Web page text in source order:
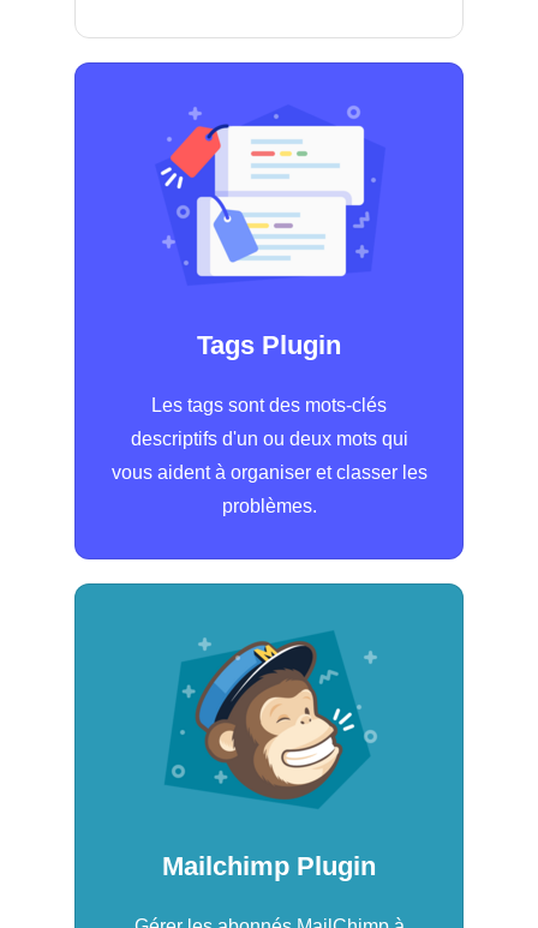
Tags Plugin
Les tags sont des mots-clés
descriptifs d'un ou deux mots qui
vous aident à organiser et classer les
problèmes.
Mailchimp Plugin